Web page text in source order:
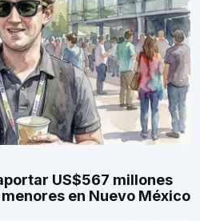
US$567 millones
en Nuevo México